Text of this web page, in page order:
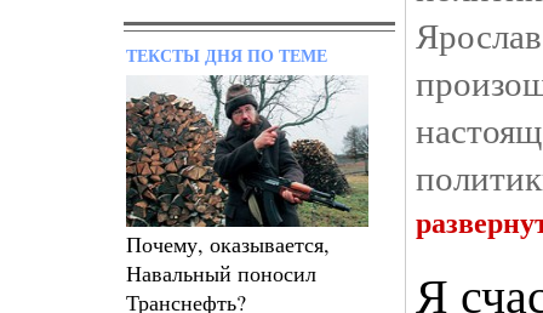
ТЕКСТЫ ДНЯ ПО ТЕМЕ
Почему, оказывается,
Навальный поносил
Транснефть?
Я